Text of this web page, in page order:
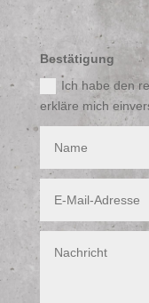
Bestätigung
Ich habe den
erkläre mich